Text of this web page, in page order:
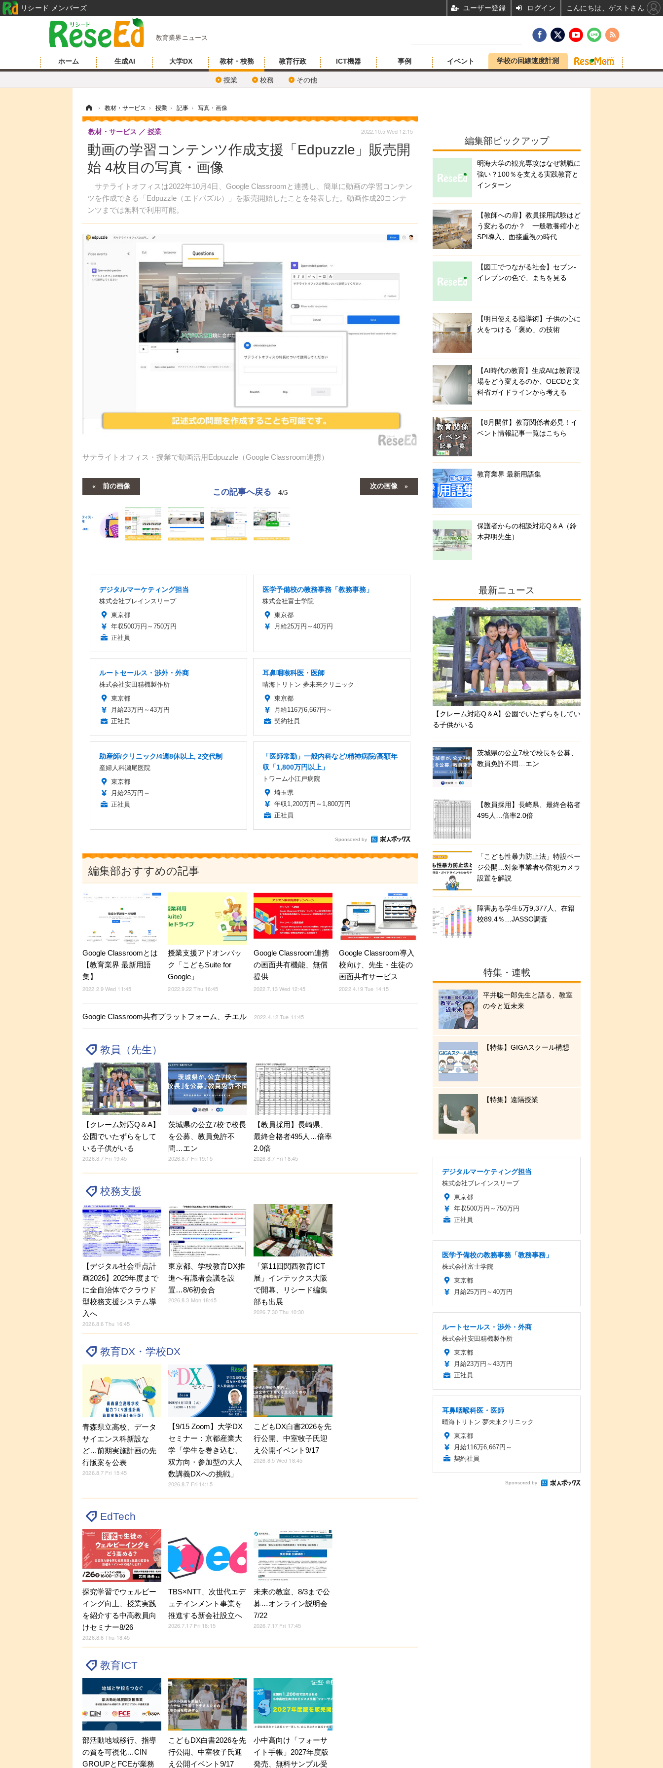
教育業界ニュース
ホーム 生成AI 大学DX 教材・校務
授業 校務 その他
教育行政 ICT機器 事例 イベント 学校の回線速度計測
› 教材・サービス › 授業 › 記事 › 写真・画像
動画の学習コンテンツ作成支援「Edpuzzle」販売開
始 4枚目の写真・画像
サテライトオフィスは2022年10月4日、Google Classroomと連携し、簡単に動画の学習コンテン
ツを作成できる「Edpuzzle（エドパズル）」を販売開始したことを発表した。動画作成20コンテ
ンツまでは無料で利用可能。
教材・サービス 授業 2022.10.5 Wed 12:15
サテライトオフィス・授業で動画活用Edpuzzle（Google Classroom連携）
前の画像 次の画像
この記事へ戻る 4/5
デジタルマーケティング担当
株式会社ブレインスリープ
東京都
年収500万円～750万円
正社員
医学予備校の教務事務「教務事務」
株式会社富士学院
東京都
月給25万円～40万円
ルートセールス・渉外・外商
株式会社安田精機製作所
東京都
月給23万円～43万円
正社員
耳鼻咽喉科医・医師
晴海トリトン 夢未来クリニック
東京都
月給116万6,667円～
契約社員
助産師/クリニック/4週8休以上, 2交代制
産婦人科瀬尾医院
東京都
月給25万円～
正社員
「医師常勤」一般内科など/精神病院/高額年
収「1,800万円以上」
トワーム小江戸病院
埼玉県
年収1,200万円～1,800万円
正社員
Sponsored by
編集部おすすめの記事
Google Classroomとは
【教育業界 最新用語
集】
2022.2.9 Wed 11:45
授業支援アドオンパッ
ク「こどもSuite for
Google」
2022.9.22 Thu 16:45
Google Classroom連携
の画面共有機能、無償
提供
2022.7.13 Wed 12:45
Google Classroom導入
校向け、先生・生徒の
画面共有サービス
2022.4.19 Tue 14:15
Google Classroom共有プラットフォーム、チエル 2022.4.12 Tue 11:45
教員（先生）
【クレーム対応Q＆A】
公園でいたずらをして
いる子供がいる
2026.8.7 Fri 19:45
茨城県の公立7校で校長
を公募、教員免許不
問…エン
2026.8.7 Fri 19:15
【教員採用】長崎県、
最終合格者495人…倍率
2.0倍
2026.8.7 Fri 18:45
校務支援
【デジタル社会重点計
画2026】2029年度まで
に全自治体でクラウド
型校務支援システム導
入へ
2026.8.6 Thu 16:45
東京都、学校教育DX推
進へ有識者会議を設
置…8/6初会合
2026.8.3 Mon 18:45
「第11回関西教育ICT
展」インテックス大阪
で開幕、リシード編集
部も出展
2026.7.30 Thu 10:30
教育DX・学校DX
青森県立高校、データ
サイエンス科新設な
ど…前期実施計画の先
行版案を公表
2026.8.7 Fri 15:45
【9/15 Zoom】大学DX
セミナー：京都産業大
学「学生を巻き込む、
双方向・参加型の大人
数講義DXへの挑戦」
2026.8.7 Fri 14:15
こどもDX白書2026を先
行公開、中室牧子氏迎
え公開イベント9/17
2026.8.5 Wed 18:45
EdTech
探究学習でウェルビー
イング向上、授業実践
を紹介する中高教員向
けセミナー8/26
2026.8.6 Thu 18:45
TBS×NTT、次世代エデ
ュテインメント事業を
推進する新会社設立へ
2026.7.17 Fri 18:15
未来の教室、8/3まで公
募…オンライン説明会
7/22
2026.7.17 Fri 17:45
教育ICT
部活動地域移行、指導
の質を可視化…CIN
GROUPとFCEが業務
こどもDX白書2026を先
行公開、中室牧子氏迎
え公開イベント9/17
小中高向け「フォーサ
イト手帳」2027年度版
発売、無料サンプル受
編集部ピックアップ
明海大学の観光専攻はなぜ就職に
強い？100％を支える実践教育と
インターン
【教師への扉】教員採用試験はど
う変わるのか？ 一般教養縮小と
SPI導入、面接重視の時代
【図工でつながる社会】セブン‐
イレブンの色で、まちを見る
【明日使える指導術】子供の心に
火をつける「褒め」の技術
【AI時代の教育】生成AIは教育現
場をどう変えるのか、OECDと文
科省ガイドラインから考える
【8月開催】教育関係者必見！イ
ベント情報記事一覧はこちら
教育業界 最新用語集
保護者からの相談対応Q＆A（鈴
木邦明先生）
最新ニュース
【クレーム対応Q＆A】公園でいたずらをしてい
る子供がいる
茨城県の公立7校で校長を公募、
教員免許不問…エン
【教員採用】長崎県、最終合格者
495人…倍率2.0倍
「こども性暴力防止法」特設ペー
ジ公開…対象事業者や防犯カメラ
設置を解説
障害ある学生5万9,377人、在籍
校89.4％…JASSO調査
特集・連載
平井聡一郎先生と語る、教室
の今と近未来
【特集】GIGAスクール構想
【特集】遠隔授業
デジタルマーケティング担当
株式会社ブレインスリープ
東京都
年収500万円～750万円
正社員
医学予備校の教務事務「教務事務」
株式会社富士学院
東京都
月給25万円～40万円
ルートセールス・渉外・外商
株式会社安田精機製作所
東京都
月給23万円～43万円
正社員
耳鼻咽喉科医・医師
晴海トリトン 夢未来クリニック
東京都
月給116万6,667円～
契約社員
Sponsored by
リシード メンバーズ ユーザー登録 ログイン こんにちは、ゲストさん